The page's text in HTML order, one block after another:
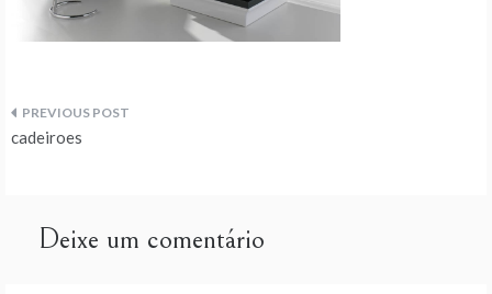
Navegação
artigos
cadeiroes
Deixe um comentário